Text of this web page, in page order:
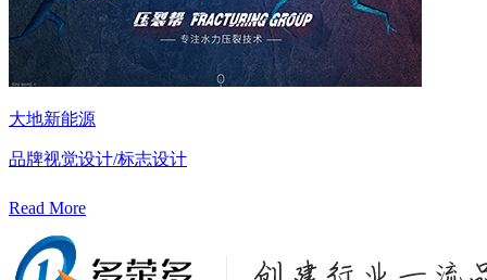
大地新能源
品牌视觉设计/标志设计
Read More